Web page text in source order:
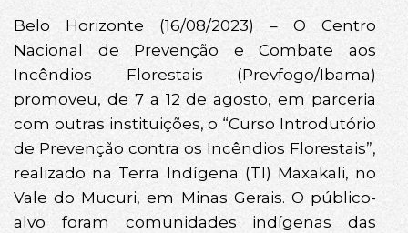
Belo Horizonte (16/08/2023) – O Centro
Nacional de Prevenção e Combate aos
Incêndios Florestais (Prevfogo/Ibama)
promoveu, de 7 a 12 de agosto, em parceria
com outras instituições, o “Curso Introdutório
de Prevenção contra os Incêndios Florestais”,
realizado na Terra Indígena (TI) Maxakali, no
Vale do Mucuri, em Minas Gerais. O público-
alvo foram comunidades indígenas das